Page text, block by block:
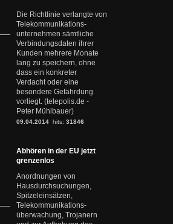
Die Richtlinie verlangte von
Telekommunikations-
unternehmen sämtliche
Verbindungsdaten ihrer
Kunden mehrere Monate
lang zu speichern, ohne
dass ein konkreter
Verdacht oder eine
besondere Gefährdung
vorliegt. (telepolis.de -
Peter Mühlbauer)
09.04.2014 hits: 31846
Abhören in der EU jetzt
grenzenlos
Anordnungen von
Hausdurchsuchungen,
Spitzeleinsätzen,
Telekommunikations-
überwachung, Trojanern